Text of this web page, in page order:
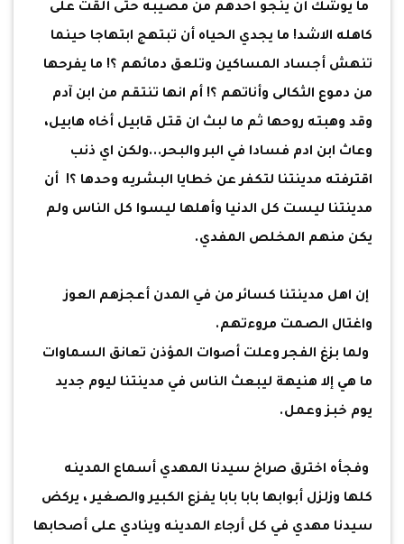
ما يوشك أن ينجو أحدهم من مصيبه حتى ألقت على
كاهله الاشد! ما يجدي الحياه أن تبتهج ابتهاجا حينما
تنهش أجساد المساكين وتلعق دمائهم ؟! ما يفرحها
من دموع الثكالى وأناتهم ؟! أم انها تنتقم من ابن آدم
وقد وهبته روحها ثم ما لبث ان قتل قابيل أخاه هابيل،
وعاث ابن ادم فسادا في البر والبحر...ولكن اي ذنب
اقترفته مدينتنا لتكفر عن خطايا البشريه وحدها ؟! أن
مدينتنا ليست كل الدنيا وأهلها ليسوا كل الناس ولم
يكن منهم المخلص المفدي.
إن اهل مدينتنا كسائر من في المدن أعجزهم العوز
واغتال الصمت مروءتهم.
ولما بزغ الفجر وعلت أصوات المؤذن تعانق السماوات
ما هي إلا هنيهة ليبعث الناس في مدينتنا ليوم جديد
يوم خبز وعمل.
وفجأه اخترق صراخ سيدنا المهدي أسماع المدينه
كلها وزلزل أبوابها بابا بابا يفزع الكبير والصغير ، يركض
سيدنا مهدي في كل أرجاء المدينه وينادي على أصحابها